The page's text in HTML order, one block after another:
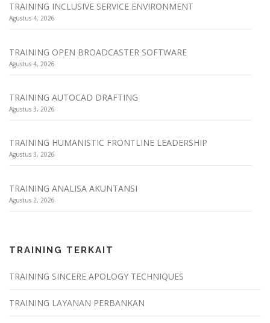
TRAINING INCLUSIVE SERVICE ENVIRONMENT
Agustus 4, 2026
TRAINING OPEN BROADCASTER SOFTWARE
Agustus 4, 2026
TRAINING AUTOCAD DRAFTING
Agustus 3, 2026
TRAINING HUMANISTIC FRONTLINE LEADERSHIP
Agustus 3, 2026
TRAINING ANALISA AKUNTANSI
Agustus 2, 2026
TRAINING TERKAIT
TRAINING SINCERE APOLOGY TECHNIQUES
TRAINING LAYANAN PERBANKAN